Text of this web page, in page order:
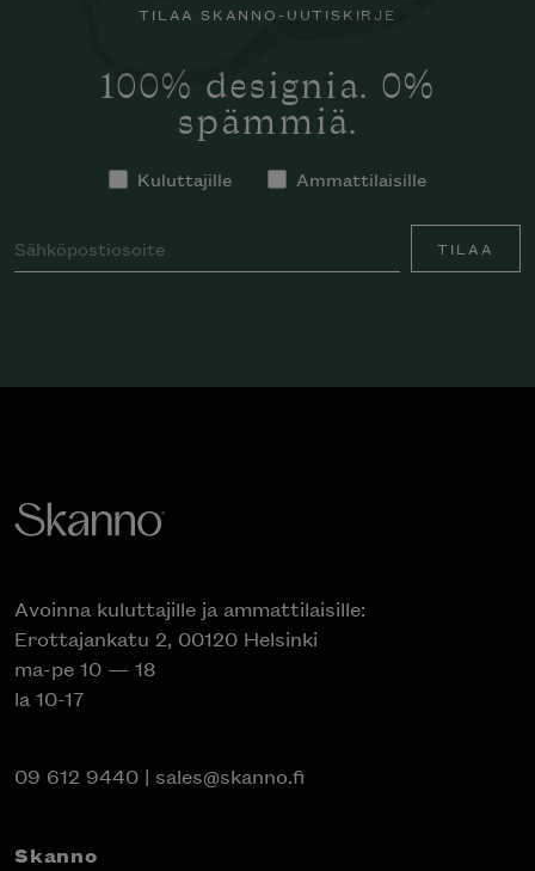
TILAA SKANNO-UUTISKIRJE
100% designia. 0%
spämmiä.
Kuluttajille Ammattilaisille
TILAA
Avoinna kuluttajille ja ammattilaisille:
Erottajankatu 2, 00120 Helsinki
ma-pe 10 — 18
la 10-17
09 612 9440 | sales@skanno.fi
Skanno